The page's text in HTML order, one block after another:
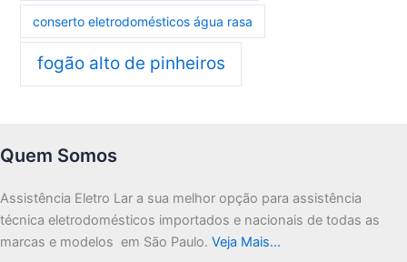
conserto eletrodomésticos água rasa
fogão alto de pinheiros
Quem Somos
Assistência Eletro Lar a sua melhor opção para assistência
técnica eletrodomésticos importados e nacionais de todas as
marcas e modelos em São Paulo. Veja Mais…